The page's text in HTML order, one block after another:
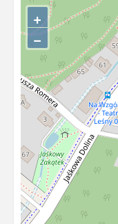
+
−